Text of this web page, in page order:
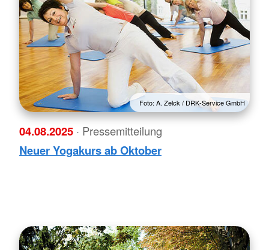
Foto: A. Zelck / DRK-Service GmbH
04.08.2025 · Pressemitteilung
Neuer Yogakurs ab Oktober